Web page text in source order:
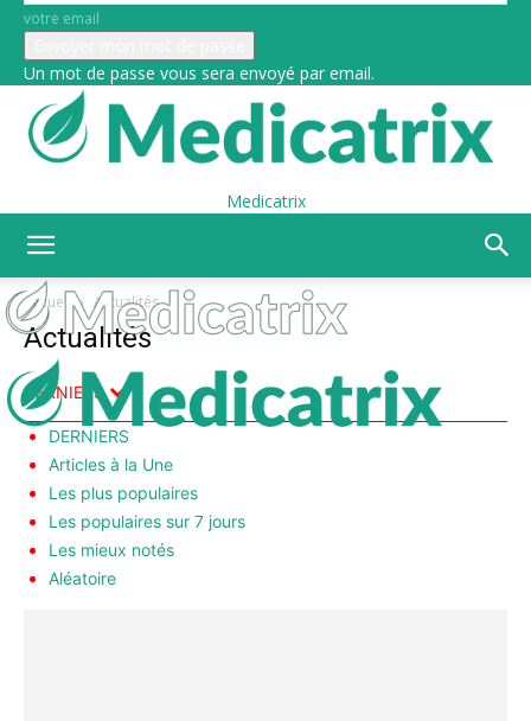
votre email
Un mot de passe vous sera envoyé par email.
Medicatrix
Accueil Actualités
Actualités
DERNIERS
DERNIERS
Articles à la Une
Les plus populaires
Les populaires sur 7 jours
Les mieux notés
Aléatoire